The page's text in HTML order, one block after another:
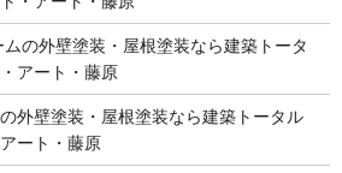
の外壁塗装・屋根塗装なら建築トータ
アート・藤原
外壁塗装・屋根塗装なら建築トータル
ート・藤原